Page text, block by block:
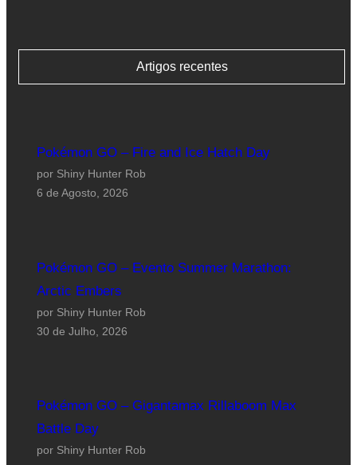
Artigos recentes
Pokémon GO – Fire and Ice Hatch Day
por Shiny Hunter Rob
6 de Agosto, 2026
Pokémon GO – Evento Summer Marathon:
Arctic Embers
por Shiny Hunter Rob
30 de Julho, 2026
Pokémon GO – Gigantamax Rillaboom Max
Battle Day
por Shiny Hunter Rob